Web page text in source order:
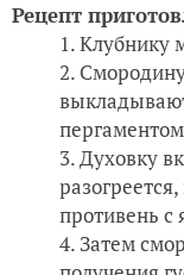
Рецепт
Клубнику
Духовку
противень с
Затем